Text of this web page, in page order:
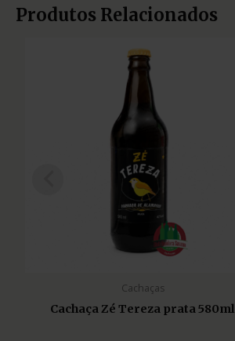
Produtos Relacionados
Cachaças
Cachaça Zé Tereza prata 580ml